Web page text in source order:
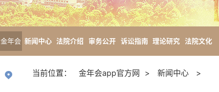
金年会
方网
新闻中心 法院介绍 审务公开 诉讼指南 理论研究 法院文化
当前位置： 金年会app官方网 > 新闻中心 >